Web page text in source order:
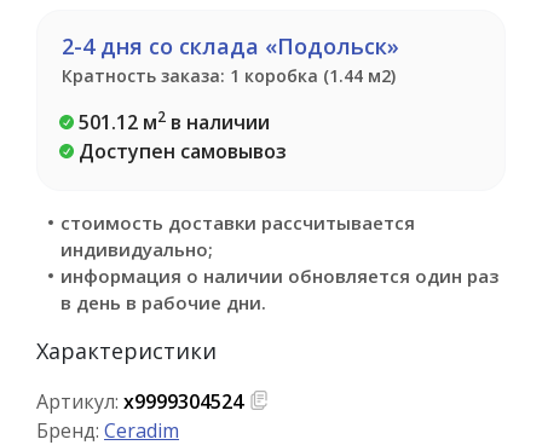
2-4 дня со склада «Подольск»
Кратность заказа: 1 коробка (1.44 м2)
501.12 м2 в наличии
Доступен самовывоз
стоимость доставки рассчитывается
индивидуально;
информация о наличии обновляется один раз
в день в рабочие дни.
Характеристики
Артикул: х9999304524
Бренд: Ceradim